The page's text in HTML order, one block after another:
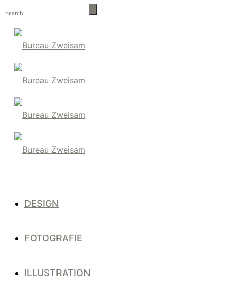
DESIGN
FOTOGRAFIE
ILLUSTRATION